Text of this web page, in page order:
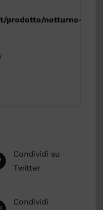
prodotto/notturno-
Condividi su
Twitter
Condividi